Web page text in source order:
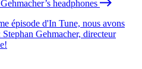
headphones
épisode d'In Tune, nous avons
Gehmacher, directeur